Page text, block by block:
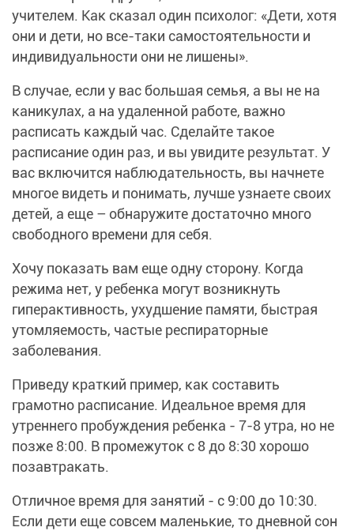
учителем. Как сказал один психолог: «Дети, хотя
они и дети, но все-таки самостоятельности и
индивидуальности они не лишены».
В случае, если у вас большая семья, а вы не на
каникулах, а на удаленной работе, важно
расписать каждый час. Сделайте такое
расписание один раз, и вы увидите результат. У
вас включится наблюдательность, вы начнете
многое видеть и понимать, лучше узнаете своих
детей, а еще – обнаружите достаточно много
свободного времени для себя.
Хочу показать вам еще одну сторону. Когда
режима нет, у ребенка могут возникнуть
гиперактивность, ухудшение памяти, быстрая
утомляемость, частые респираторные
заболевания.
Приведу краткий пример, как составить
грамотно расписание. Идеальное время для
утреннего пробуждения ребенка - 7-8 утра, но не
позже 8:00. В промежуток с 8 до 8:30 хорошо
позавтракать.
Отличное время для занятий - с 9:00 до 10:30.
Если дети еще совсем маленькие, то дневной сон